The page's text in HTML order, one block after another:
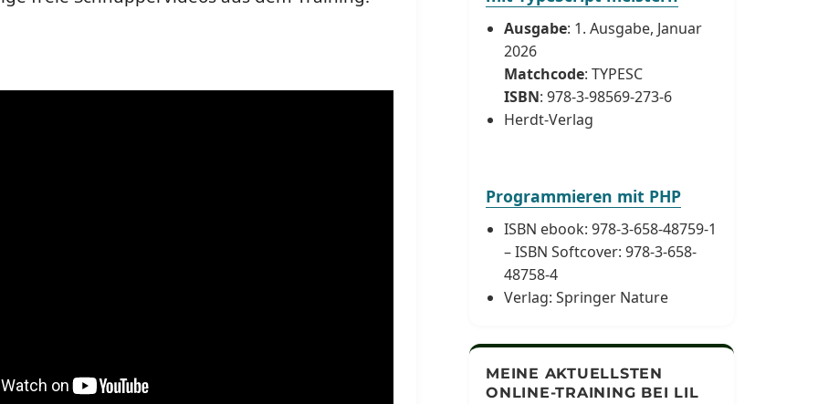
Ausgabe: 1. Ausgabe, Januar
2026
Matchcode: TYPESC
ISBN: 978-3-98569-273-6
Herdt-Verlag
Programmieren mit PHP
ISBN ebook: 978-3-658-48759-1
– ISBN Softcover: 978-3-658-
48758-4
Verlag: Springer Nature
MEINE AKTUELLSTEN
ONLINE-TRAINING BEI LIL